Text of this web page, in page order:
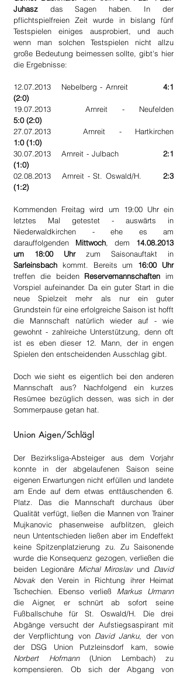
Juhasz das Sagen haben. In der
pflichtspielfreien Zeit wurde in bislang fünf
Testspielen einiges ausprobiert, und auch
wenn man solchen Testspielen nicht allzu
große Bedeutung beimessen sollte, gibt's hier
die Ergebnisse:
12.07.2013 	Nebelberg - Arnreit 4:1
(2:0)
5:0 (2:0)
1:0 (1:0)
30.07.2013 	Arnreit - Julbach 2:1
(1:0)
02.08.2013 	Arnreit - St. Oswald/H. 2:3
(1:2)
Kommenden Freitag wird um 19:00 Uhr ein
letztes Mal getestet - auswärts in
Niederwaldkirchen - ehe es am
darauffolgenden Mittwoch, dem 14.08.2013
um 18:00 Uhr
Sarleinsbach kommt. Bereits um 16:00 Uhr
treffen die beiden Reservemannschaften im
Vorspiel aufeinander. Da ein guter Start in die
neue Spielzeit mehr als nur ein guter
Grundstein für eine erfolgreiche Saison ist hofft
die Mannschaft natürlich wieder auf - wie
gewohnt - zahlreiche Unterstützung, denn oft
ist es eben dieser 12. Mann, der in engen
Spielen den entscheidenden Ausschlag gibt.
Doch wie sieht es eigentlich bei den anderen
Mannschaft aus? Nachfolgend ein kurzes
Resümee bezüglich dessen, was sich in der
Sommerpause getan hat.
Union Aigen/Schlägl
Der Bezirksliga-Absteiger aus dem Vorjahr
konnte in der abgelaufenen Saison seine
eigenen Erwartungen nicht erfüllen und landete
am Ende auf dem etwas enttäuschenden 6.
Platz. Das die Mannschaft durchaus über
Qualität verfügt, ließen die Mannen von Trainer
Mujkanovic phasenweise aufblitzen, gleich
neun Untentschieden ließen aber im Endeffekt
keine Spitzenplatzierung zu. Zu Saisonende
wurde die Konsequenz gezogen, verließen die
beiden Legionäre Michal Miroslav und David
Novak den Verein in Richtung ihrer Heimat
Tschechien. Ebenso verließ Markus Urmann
die Aigner, er schnürt ab sofort seine
Fußballschuhe für St. Oswald/H. Die drei
Abgänge versucht der Aufstiegsaspirant mit
der Verpflichtung von David Janku, der von
Norbert Hofmann (Union Lembach) zu
kompensieren. Ob sich der Abgang von